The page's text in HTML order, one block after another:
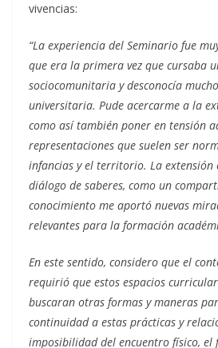
vivencias:
“La experiencia del Seminario fue
que era la primera vez que cursaba
sociocomunitaria y desconocía
universitaria. Pude acercarme a la
como así también poner en tensión
representaciones que suelen ser
infancias y el territorio. La extensión
diálogo de saberes, como un
conocimiento me aportó nuevas
relevantes para la formación
En este sentido, considero que el
requirió que estos espacios
buscaran otras formas y maneras
continuidad a estas prácticas y
imposibilidad del encuentro físico, el